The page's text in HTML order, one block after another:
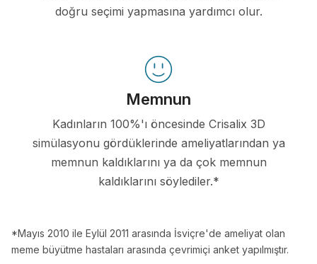
doğru seçimi yapmasına yardımcı olur.
Memnun
Kadınların 100%'ı öncesinde Crisalix 3D
simülasyonu gördüklerinde ameliyatlarından ya
memnun kaldıklarını ya da çok memnun
kaldıklarını söylediler.*
*Mayıs 2010 ile Eylül 2011 arasında İsviçre'de ameliyat olan
meme büyütme hastaları arasında çevrimiçi anket yapılmıştır.